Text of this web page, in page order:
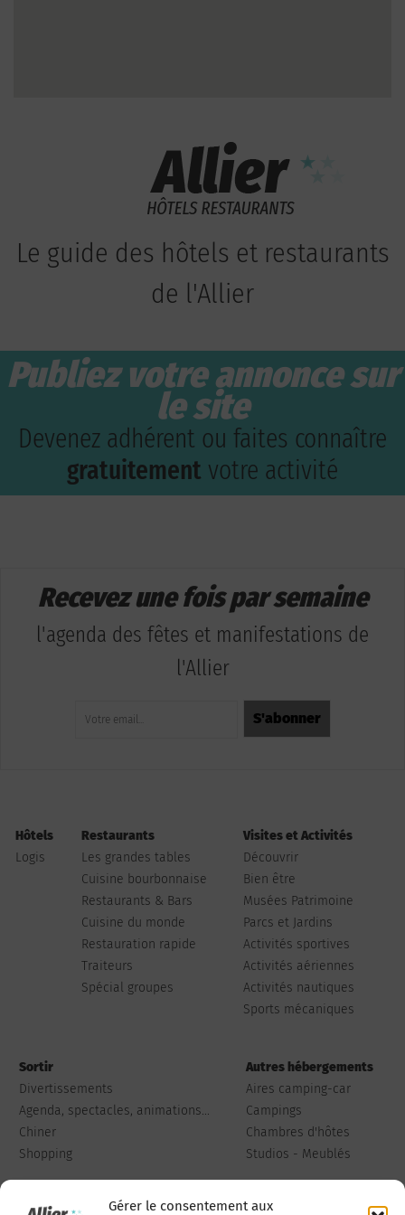
Gérer le consentement aux
Le guide des hôtels et restaurants
de l'Allier
Publiez votre annonce sur
le site
Devenez adhérent ou faites connaître
gratuitement votre activité
Recevez une fois par semaine
l'agenda des fêtes et manifestations de
l'Allier
Hôtels
Logis
Restaurants
Les grandes tables
Cuisine bourbonnaise
Restaurants & Bars
Cuisine du monde
Restauration rapide
Traiteurs
Spécial groupes
Visites et Activités
Découvrir
Bien être
Musées Patrimoine
Parcs et Jardins
Activités sportives
Activités aériennes
Activités nautiques
Sports mécaniques
Sortir
Divertissements
Agenda, spectacles, animations...
Chiner
Shopping
Autres hébergements
Aires camping-car
Campings
Chambres d'hôtes
Studios - Meublés